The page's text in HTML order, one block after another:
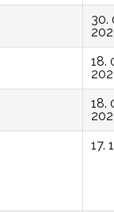
30.
18.
18.
17.